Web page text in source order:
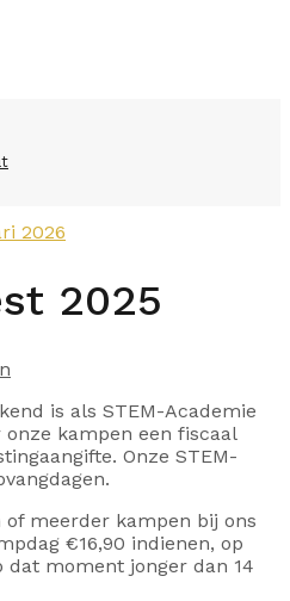
2026
2025
is als STEM-Academie
kampen een fiscaal
Onze STEM-
meerder kampen bij ons
€16,90 indienen, op
dat moment jonger dan 14